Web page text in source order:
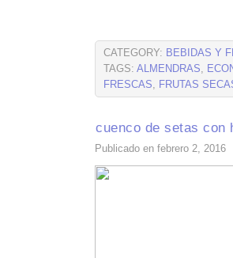
CATEGORY: BEBIDAS Y
TAGS: ALMENDRAS,
FRESCAS, FRUTAS
cuenco de setas con
Publicado en febrero 2, 2016